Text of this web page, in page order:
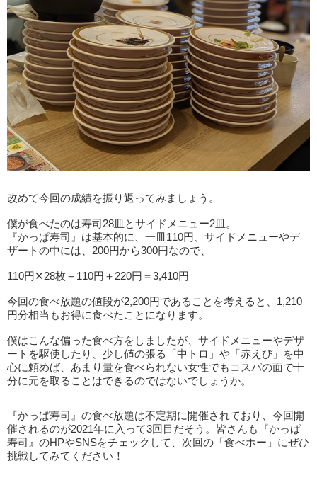
改めて今回の成績を振り返ってみましょう。
僕が食べたのは寿司28皿とサイドメニュー2皿。
『かっぱ寿司』は基本的に、一皿110円、サイドメニューやデ
ザートの中には、200円から300円なので、
110円✕28枚＋110円＋220円＝3,410円
今回の食べ放題の値段が2,200円であることを考えると、1,210
円分相当もお得に食べたことになります。
僕はこんな偏った食べ方をしましたが、サイドメニューやデザ
ートを駆使したり、少し値の張る「中トロ」や「赤えび」を中
心に頼めば、あまり量を食べられない女性でもコスパの面で十
分に元を取ることはできるのではないでしょうか。
『かっぱ寿司』の食べ放題は不定期に開催されており、今回開
催されるのが2021年に入って3回目だそう。皆さんも『かっぱ
寿司』のHPやSNSをチェックして、次回の「食べホー」にぜひ
挑戦してみてください！